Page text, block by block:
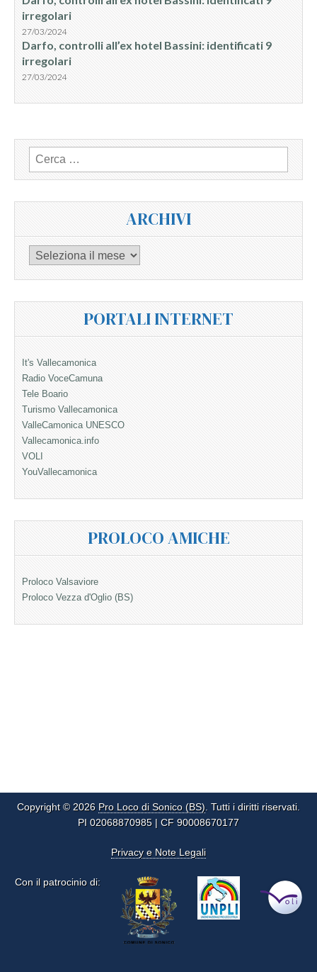
irregolari
27/03/2024
Darfo, controlli all’ex hotel Bassini: identificati 9
irregolari
27/03/2024
Ricerca
per:
ARCHIVI
Archivi
PORTALI INTERNET
It's Vallecamonica
Radio VoceCamuna
Tele Boario
Turismo Vallecamonica
ValleCamonica UNESCO
Vallecamonica.info
VOLI
YouVallecamonica
PROLOCO AMICHE
Proloco Valsaviore
Proloco Vezza d'Oglio (BS)
Copyright © 2026 Pro Loco di Sonico (BS). Tutti i diritti riservati.
PI 02068870985 | CF 90008670177
Privacy e Note Legali
Con il patrocinio di: